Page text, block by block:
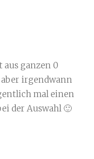
ganzen 0
irgendwann
mal einen
der Auswahl 🙂